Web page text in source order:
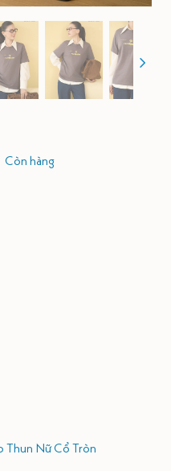
Còn hàng
Thun Nữ Cổ Tròn